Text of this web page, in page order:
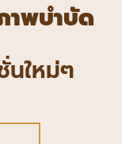
าพบำบัด
นใหม่ๆ